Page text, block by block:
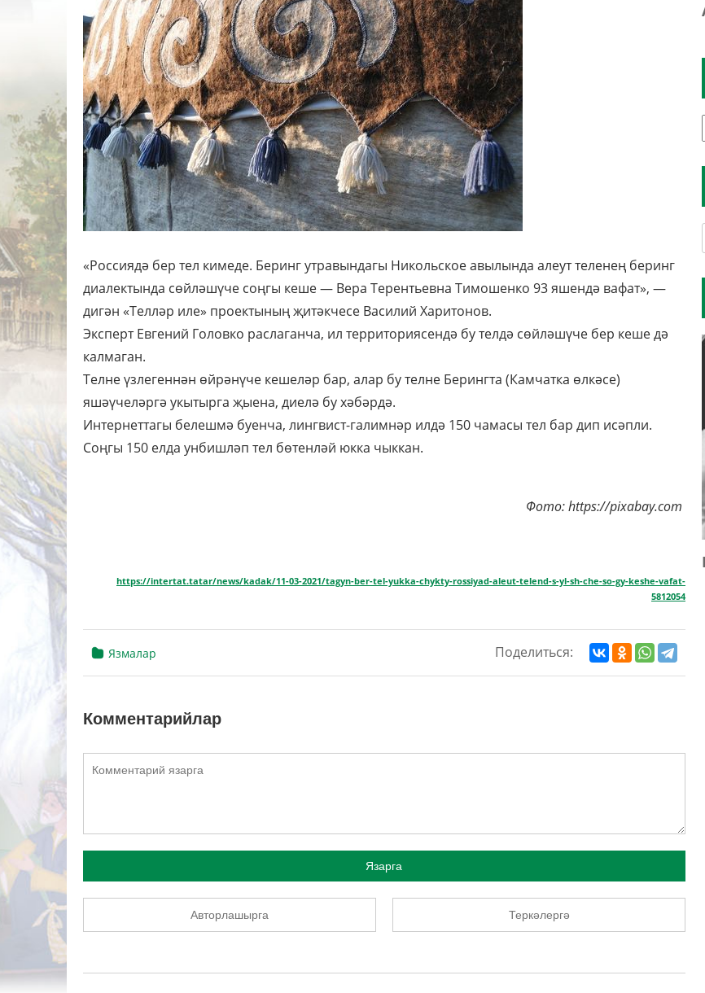
«Россиядә бер тел кимеде. Беринг утравындагы Никольское авылында алеут теленең беринг
диалектында сөйләшүче соңгы кеше — Вера Терентьевна Тимошенко 93 яшендә вафат», —
дигән «Телләр иле» проектының җитәкчесе Василий Харитонов.
Эксперт Евгений Головко раслаганча, ил территориясендә бу телдә сөйләшүче бер кеше дә
калмаган.
Телне үзлегеннән өйрәнүче кешеләр бар, алар бу телне Берингта (Камчатка өлкәсе)
яшәүчеләргә укытырга җыена, диелә бу хәбәрдә.
Интернеттагы белешмә буенча, лингвист-галимнәр илдә 150 чамасы тел бар дип исәпли.
Соңгы 150 елда унбишләп тел бөтенләй юкка чыккан.
Фото: https://pixabay.com
https://intertat.tatar/news/kadak/11-03-2021/tagyn-ber-tel-yukka-chykty-rossiyad-aleut-telend-s-yl-sh-che-so-gy-keshe-vafat-
5812054
Язмалар Поделиться:
Комментарийлар
Язарга
Авторлашырга Теркәлергә